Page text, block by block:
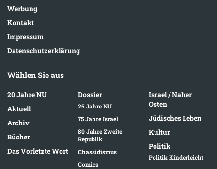
Werbung
Kontakt
Impressum
Datenschutzerklärung
Wählen Sie aus
20 Jahre NU
Aktuell
Archiv
Bücher
Das Vorletzte Wort
Dossier
25 Jahre NU
75 Jahre Israel
80 Jahre Zweite
Republik
Chassidismus
Comics
Israel / Naher
Osten
Jüdisches Leben
Kultur
Politik
Politik Kinderleicht